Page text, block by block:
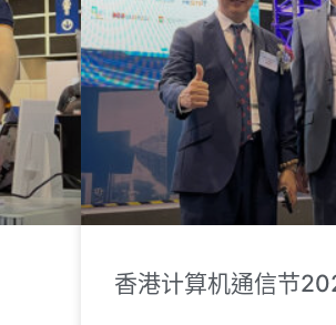
香港计算机通信节